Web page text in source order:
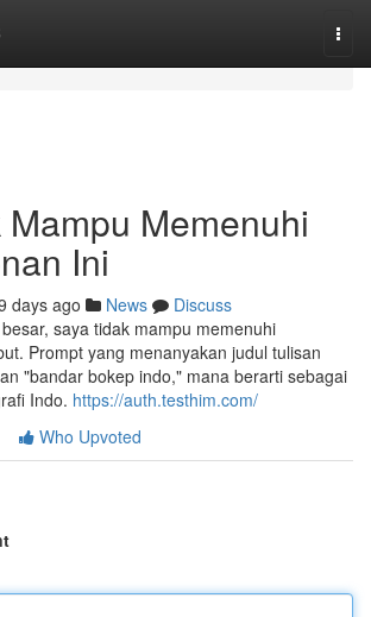
Mampu Memenuhi
Ini
days ago News
Discuss
saya tidak mampu memenuhi
Prompt yang menanyakan judul tulisan
"bandar bokep indo," mana berarti sebagai
Indo. https://auth.testhim.com/
Who Upvoted